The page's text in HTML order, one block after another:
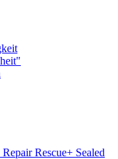
Rescue+ Sealed